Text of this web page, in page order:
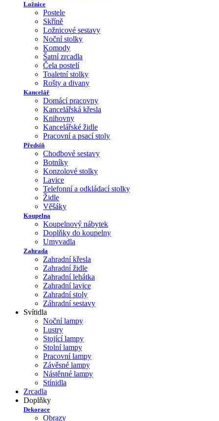
Ložnice
Postele
Skříně
Ložnicové sestavy
Noční stolky
Komody
Šatní zrcadla
Čela postelí
Toaletní stolky
Rošty a divany
Kancelář
Domácí pracovny
Kancelářská křesla
Knihovny
Kancelářské židle
Pracovní a psací stoly
Předsíň
Chodbové sestavy
Botníky
Konzolové stolky
Lavice
Telefonní a odkládací stolky
Židle
Věšáky
Koupelna
Koupelnový nábytek
Doplňky do koupelny
Umyvadla
Zahrada
Zahradní křesla
Zahradní židle
Zahradní lehátka
Zahradní lavice
Zahradní stoly
Záhradní sestavy
Svítidla
Noční lampy
Lustry
Stojící lampy
Stolní lampy
Pracovní lampy
Závěsné lampy
Nástěnné lampy
Stínidla
Zrcadla
Doplňky
Dekorace
Obrazy